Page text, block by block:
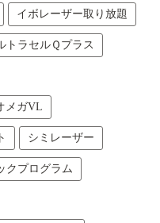
イボレーザー取り放題
トラセルＱプラス
メガVL
シミレーザー
クプログラム